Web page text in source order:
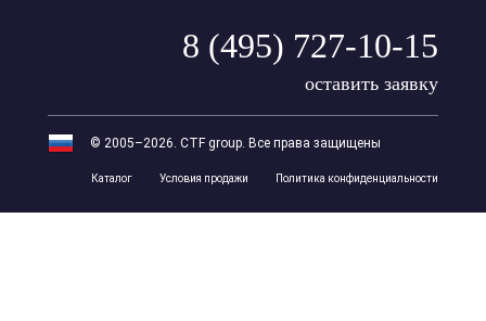
8 (495) 727-10-15
оставить заявку
© 2005–2026. CTF group. Все права защищены
Каталог Условия продажи Политика конфиденциальности